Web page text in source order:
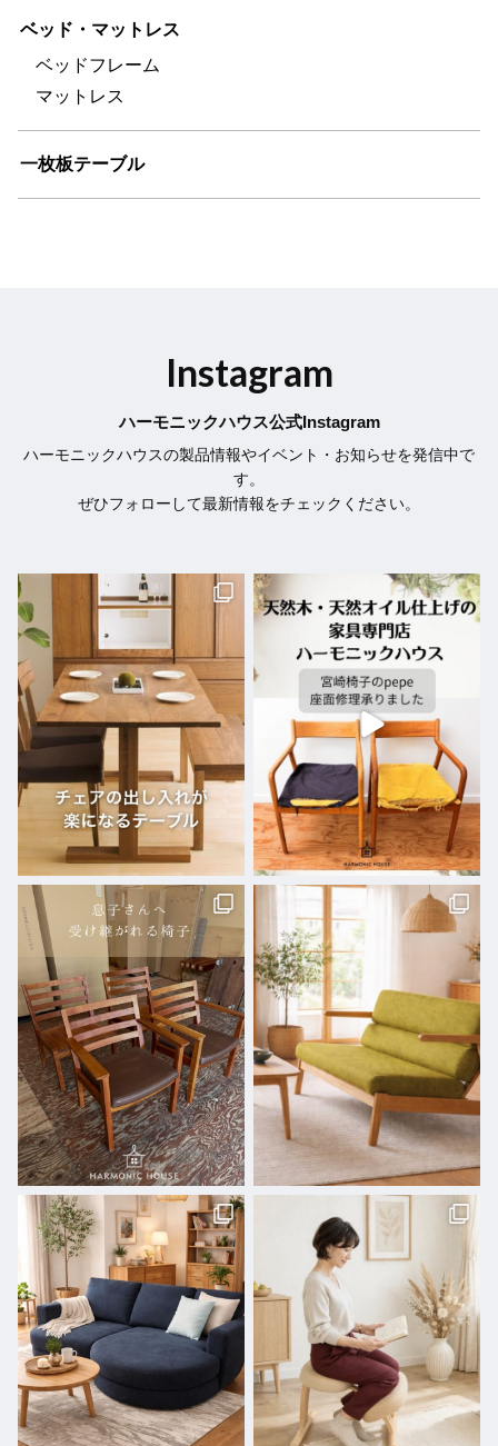
ベッド・マットレス
ベッドフレーム
マットレス
一枚板テーブル
Instagram
ハーモニックハウス公式Instagram
ハーモニックハウスの製品情報やイベント・お知らせを発信中で
す。
ぜひフォローして最新情報をチェックください。